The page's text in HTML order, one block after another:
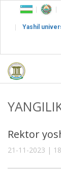
Yashil
Rektor
21-11-2023 |